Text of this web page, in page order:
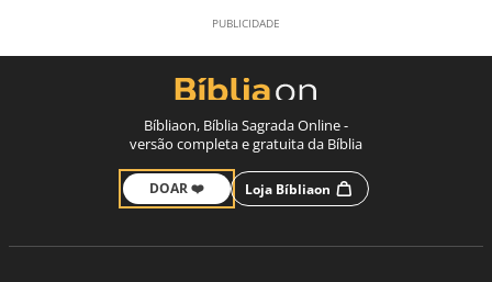
Bíbliaon, Bíblia Sagrada Online -
versão completa e gratuita da Bíblia
DOAR ❤️ Loja Bíbliaon